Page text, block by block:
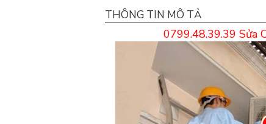
THÔNG TIN MÔ TẢ
0799.48.39.39 Sửa